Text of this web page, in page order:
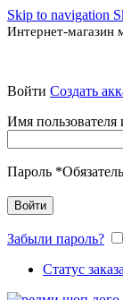
Skip to navigation
Интернет-магазин
Войти Создать
Имя пользователя
Пароль *
Войти
Забыли пароль?
Статус заказа